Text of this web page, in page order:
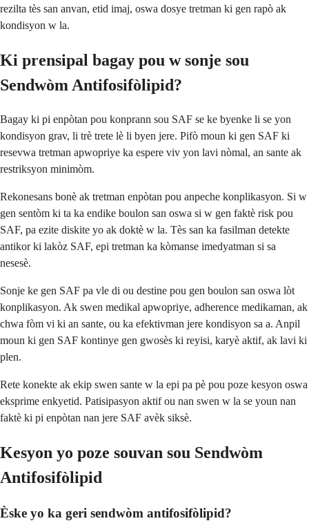
rezilta tès san anvan, etid imaj, oswa dosye tretman ki gen rapò ak
kondisyon w la.
Ki prensipal bagay pou w sonje sou
Sendwòm Antifosifòlipid?
Bagay ki pi enpòtan pou konprann sou SAF se ke byenke li se yon
kondisyon grav, li trè trete lè li byen jere. Pifò moun ki gen SAF ki
resevwa tretman apwopriye ka espere viv yon lavi nòmal, an sante ak
restriksyon minimòm.
Rekonesans bonè ak tretman enpòtan pou anpeche konplikasyon. Si w
gen sentòm ki ta ka endike boulon san oswa si w gen faktè risk pou
SAF, pa ezite diskite yo ak doktè w la. Tès san ka fasilman detekte
antikor ki lakòz SAF, epi tretman ka kòmanse imedyatman si sa
nesesè.
Sonje ke gen SAF pa vle di ou destine pou gen boulon san oswa lòt
konplikasyon. Ak swen medikal apwopriye, adherence medikaman, ak
chwa fòm vi ki an sante, ou ka efektivman jere kondisyon sa a. Anpil
moun ki gen SAF kontinye gen gwosès ki reyisi, karyè aktif, ak lavi ki
plen.
Rete konekte ak ekip swen sante w la epi pa pè pou poze kesyon oswa
eksprime enkyetid. Patisipasyon aktif ou nan swen w la se youn nan
faktè ki pi enpòtan nan jere SAF avèk siksè.
Kesyon yo poze souvan sou Sendwòm
Antifosifòlipid
Èske yo ka geri sendwòm antifosifòlipid?